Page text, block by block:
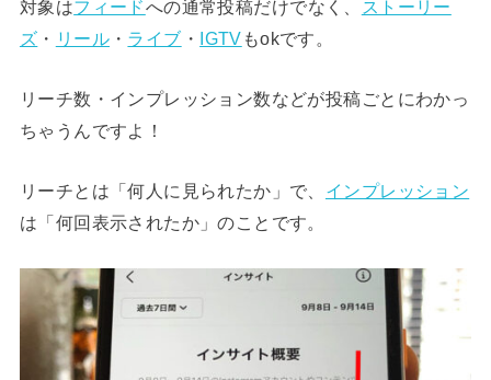
対象はフィードへの通常投稿だけでなく、
ストーリー
ズ ・ リール ・ ライブ ・ IGTV もokです。
リーチ数・インプレッション数などが投稿ごとにわかっ
ちゃうんですよ！
リーチとは「何人に見られたか」で、 インプレッション
は「何回表示されたか」のことです。